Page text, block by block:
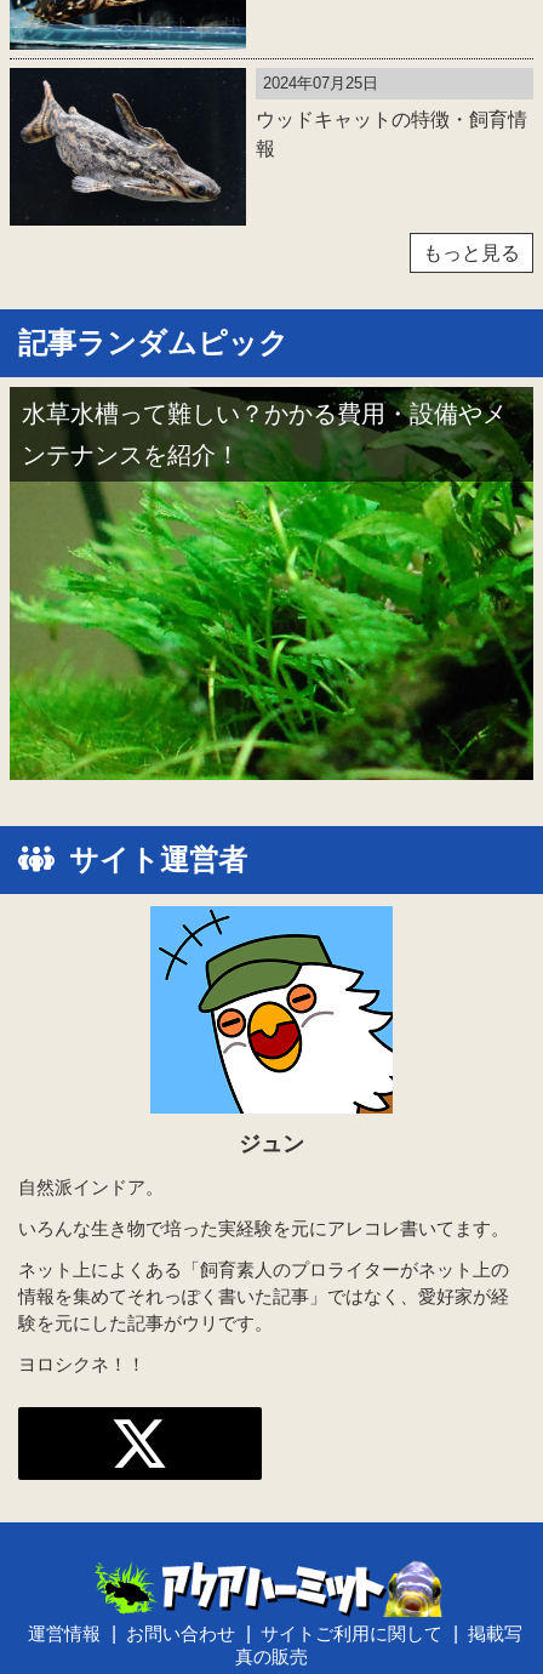
2024年07月25日
ウッドキャットの特徴・飼育情
報
もっと見る
記事ランダムピック
水草水槽って難しい？かかる費用・設備やメ
ンテナンスを紹介！
サイト運営者
ジュン
自然派インドア。
いろんな生き物で培った実経験を元にアレコレ書いてます。
ネット上によくある「飼育素人のプロライターがネット上の
情報を集めてそれっぽく書いた記事」ではなく、愛好家が経
験を元にした記事がウリです。
ヨロシクネ！！
運営情報 お問い合わせ サイトご利用に関して
掲載写
真の販売